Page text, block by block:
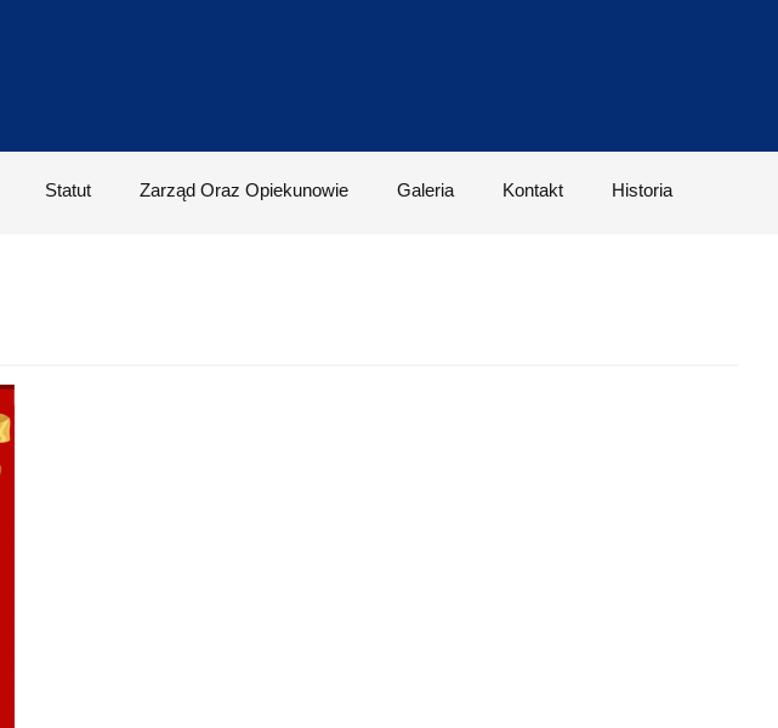
Statut Zarząd Oraz Opiekunowie Galeria Kontakt Historia